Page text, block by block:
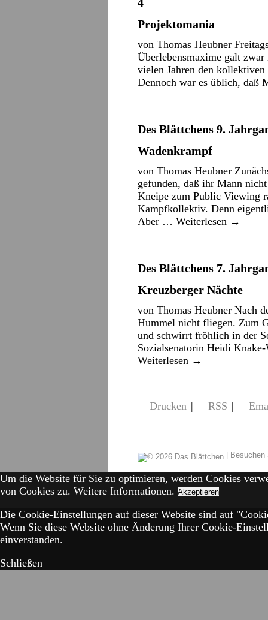
Projektomania
von Thomas Heubner
Überlebensmaxime galt
vielen Jahren den
Dennoch war es üblich, daß
Des Blättchens 9.
Wadenkrampf
von Thomas Heubner
gefunden, daß ihr Mann
Kneipe zum Public Viewing
Kampfkollektiv. Denn
Aber … Weiterlesen →
Des Blättchens 7.
Kreuzberger Nächte
von Thomas Heubner Nach
Hummel nicht fliegen. Zum
und schwirrt fröhlich in der
Sozialsenatorin Heidi
Weiterlesen →
Drucken | RSS |
|
Um die Website für Sie zu optimieren, werden Cookies
von Cookies zu. Weitere Informationen. Akzeptieren
Die Cookie-Einstellungen auf dieser Website sind auf
Wenn Sie diese Website ohne Änderung Ihrer Cookie-
einverstanden.
Schließen